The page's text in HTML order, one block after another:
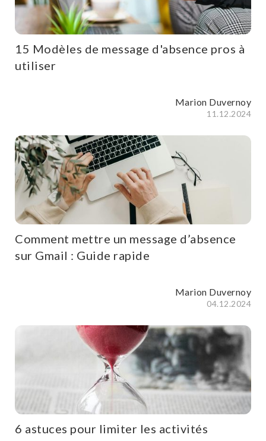
15 Modèles de message d'absence pros à
utiliser
Marion Duvernoy
11.12.2024
Comment mettre un message d’absence
sur Gmail : Guide rapide
Marion Duvernoy
04.12.2024
6 astuces pour limiter les activités